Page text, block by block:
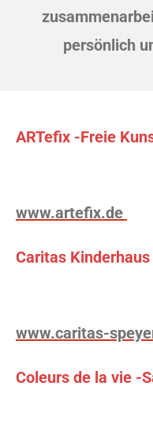
persönlich
ARTefix -Freie
www.artefix.de
Caritas
www.caritas-
Coleurs de la vie -